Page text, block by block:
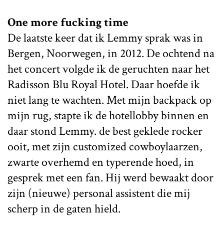
One more fucking time
De laatste keer dat ik Lemmy sprak was in
Bergen, Noorwegen, in 2012. De ochtend na
het concert volgde ik de geruchten naar het
Radisson Blu Royal Hotel. Daar hoefde ik
niet lang te wachten. Met mijn backpack op
mijn rug, stapte ik de hotellobby binnen en
daar stond Lemmy. de best geklede rocker
ooit, met zijn customized cowboylaarzen,
zwarte overhemd en typerende hoed, in
gesprek met een fan. Hij werd bewaakt door
zijn (nieuwe) personal assistent die mij
scherp in de gaten hield.